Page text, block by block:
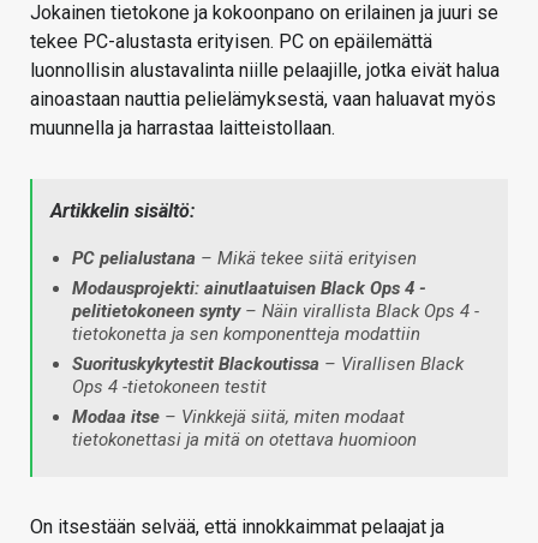
Jokainen tietokone ja kokoonpano on erilainen ja juuri se
tekee PC-alustasta erityisen. PC on epäilemättä
luonnollisin alustavalinta niille pelaajille, jotka eivät halua
ainoastaan nauttia pelielämyksestä, vaan haluavat myös
muunnella ja harrastaa laitteistollaan.
Artikkelin sisältö:
PC pelialustana – Mikä tekee siitä erityisen
Modausprojekti: ainutlaatuisen Black Ops 4 -
pelitietokoneen synty – Näin virallista Black Ops 4 -
tietokonetta ja sen komponentteja modattiin
Suorituskykytestit Blackoutissa – Virallisen Black
Ops 4 -tietokoneen testit
Modaa itse – Vinkkejä siitä, miten modaat
tietokonettasi ja mitä on otettava huomioon
On itsestään selvää, että innokkaimmat pelaajat ja